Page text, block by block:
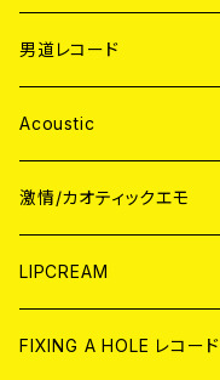
男道レコード
Acoustic
JAPAN
CD
ANALOG
WORLD
CD
激情/カオティックエモ
JAPAN
CD
WORLD
LIPCREAM
CD
FIXING A HOLE レコード